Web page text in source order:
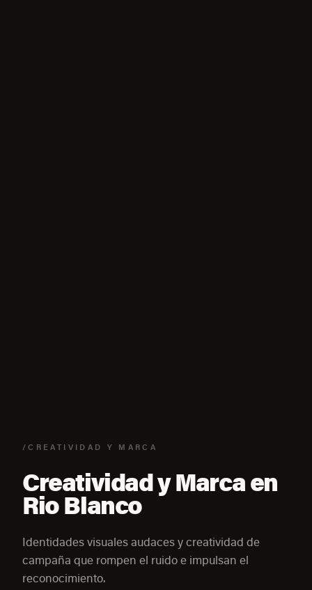
/CREATIVIDAD Y MARCA
Creatividad y Marca en
Rio Blanco
Identidades visuales audaces y creatividad de
campaña que rompen el ruido e impulsan el
reconocimiento.